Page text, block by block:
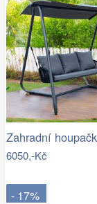
6050,-Kč
- 17%